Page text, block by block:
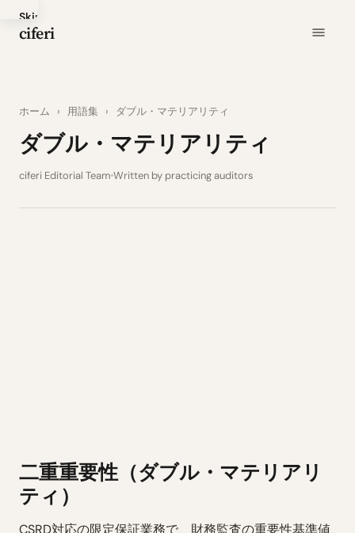
Skip
to
ciferi
ホーム › 用語集 › ダブル・マテリアリティ
ダブル・マテリアリティ
ciferi Editorial Team Written by practicing auditors
二重重要性（ダブル・マテリアリ
ティ）
CSRD対応の限定保証業務で、財務監査の重要性基準値